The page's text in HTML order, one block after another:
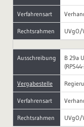
Verfahrensart
Rechtsrahmen UVgO/
Ausschreibung
B 29a
Vergabestelle
Verfahrensart
Rechtsrahmen UVgO/